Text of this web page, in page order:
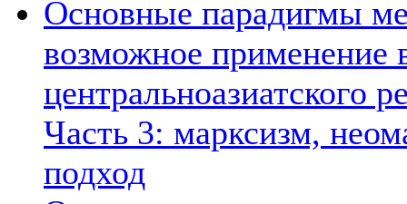
Основные парадигмы
возможное применение
центральноазиатского
Часть 3: марксизм,
подход